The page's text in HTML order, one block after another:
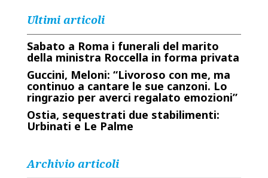
Ultimi articoli
Sabato a Roma i funerali del marito
della ministra Roccella in forma privata
Guccini, Meloni: “Livoroso con me, ma
continuo a cantare le sue canzoni. Lo
ringrazio per averci regalato emozioni”
Ostia, sequestrati due stabilimenti:
Urbinati e Le Palme
Archivio articoli